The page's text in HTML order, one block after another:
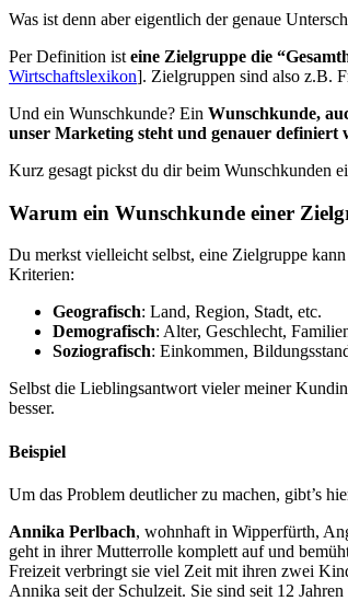
Was ist denn aber eigentlich der genaue
Per Definition ist eine Zielgruppe die
Wirtschaftslexikon]. Zielgruppen sind also z.B.
Und ein Wunschkunde? Ein Wunschkunde,
unser Marketing steht und genauer definiert
Kurz gesagt pickst du dir beim Wunschkunden
Warum ein Wunschkunde einer
Du merkst vielleicht selbst, eine Zielgruppe
Kriterien:
Geografisch: Land, Region, Stadt, etc.
Demografisch: Alter, Geschlecht,
Soziografisch: Einkommen,
Selbst die Lieblingsantwort vieler meiner
besser.
Beispiel
Um das Problem deutlicher zu machen, gibt’s
Annika Perlbach, wohnhaft in Wipperfürth,
geht in ihrer Mutterrolle komplett auf und
Freizeit verbringt sie viel Zeit mit ihren zwei
Annika seit der Schulzeit. Sie sind seit 12